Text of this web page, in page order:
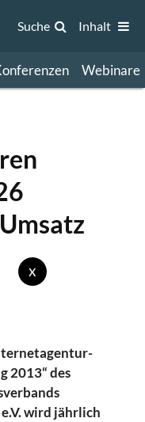
Webinare
Suche Inhalt
x
2013“ des
wird jährlich